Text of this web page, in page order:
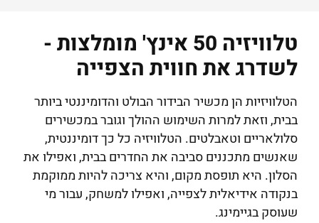
טלוויזיה 50 אינץ' מומלצות -
לשדרג את חווית הצפייה
הטלוויזיות הן מכשיר הבידור הבולט והדומיננטי ביותר
בבית, וזאת למרות השימוש ההולך וגובר במכשירים
סלולאריים וטאבלטים. הטלוויזיה כל כך דומיננטית,
שאנשים מתכננים סביבה את החדרים בבית, ואפילו את
הסלון. היא תופסת מקום, והיא צריכה להיות ממוקמת
בנקודה אידיאלית לצפייה, ואפילו למשחק, עבור מי
שעוסק בגיימינג.